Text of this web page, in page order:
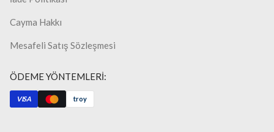
Cayma Hakkı
Mesafeli Satış Sözleşmesi
ÖDEME YÖNTEMLERİ:
VISA troy